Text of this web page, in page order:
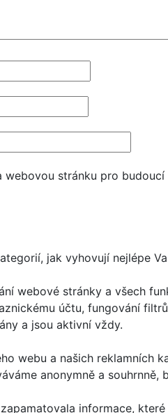
stránku pro budoucí
jak vyhovují nejlépe
webové stránky a všech
účtu, fungování
a jsou aktivní vždy.
webu a našich
anonymně a
informace,